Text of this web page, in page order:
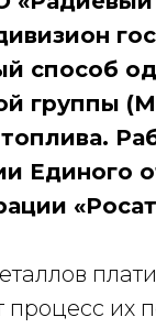
способ
группы
Единого
процесс их